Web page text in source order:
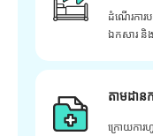
ដំណើរការ
ឯកសារ និង
តាមដានក
ក្រោយ​ការ​